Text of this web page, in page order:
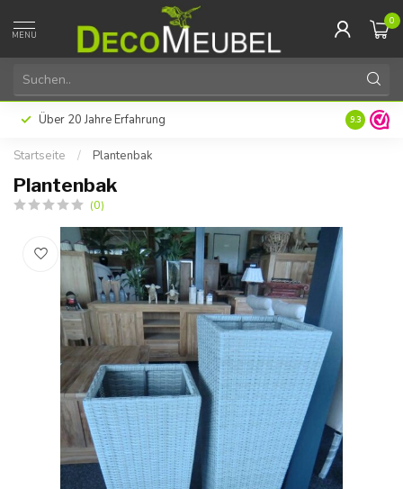
MENU
0
Über 20 Jahre Erfahrung 9.3
Startseite / Plantenbak
Plantenbak
(0)